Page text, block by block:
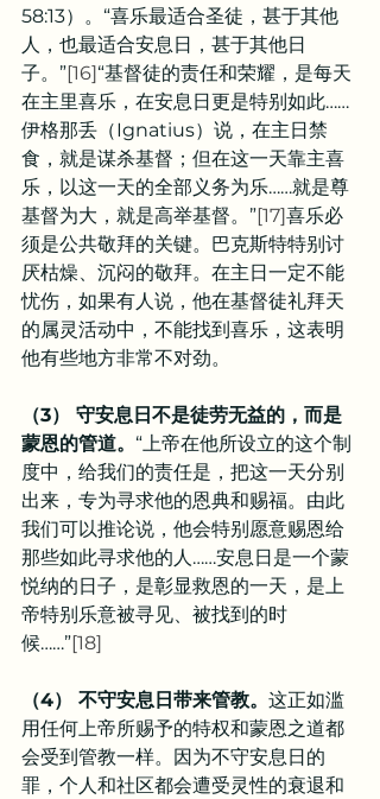
58:13）。“喜乐最适合圣徒，甚于其他
人，也最适合安息日，甚于其他日
子。”[16]“基督徒的责任和荣耀，是每天
在主里喜乐，在安息日更是特别如此……
伊格那丢（Ignatius）说，在主日禁
食，就是谋杀基督；但在这一天靠主喜
乐，以这一天的全部义务为乐……就是尊
基督为大，就是高举基督。”[17]喜乐必
须是公共敬拜的关键。巴克斯特特别讨
厌枯燥、沉闷的敬拜。在主日一定不能
忧伤，如果有人说，他在基督徒礼拜天
的属灵活动中，不能找到喜乐，这表明
他有些地方非常不对劲。
（3） 守安息日不是徒劳无益的，而是
蒙恩的管道。 “上帝在他所设立的这个制
度中，给我们的责任是，把这一天分别
出来，专为寻求他的恩典和赐福。由此
我们可以推论说，他会特别愿意赐恩给
那些如此寻求他的人……安息日是一个蒙
悦纳的日子，是彰显救恩的一天，是上
帝特别乐意被寻见、被找到的时
候……”[18]
（4） 不守安息日带来管教。 这正如滥
用任何上帝所赐予的特权和蒙恩之道都
会受到管教一样。因为不守安息日的
罪，个人和社区都会遭受灵性的衰退和